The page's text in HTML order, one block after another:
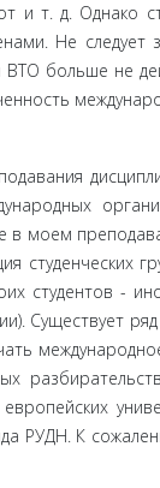
и т. д. Однако
Не следует
больше не
моем
сту­денческих
сту­дентов -
Суще­ствует
РУДН. К